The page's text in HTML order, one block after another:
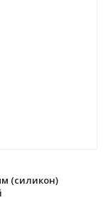
(силикон)